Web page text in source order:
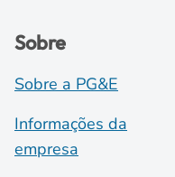
Sobre
Sobre a PG&E
Informações da
empresa